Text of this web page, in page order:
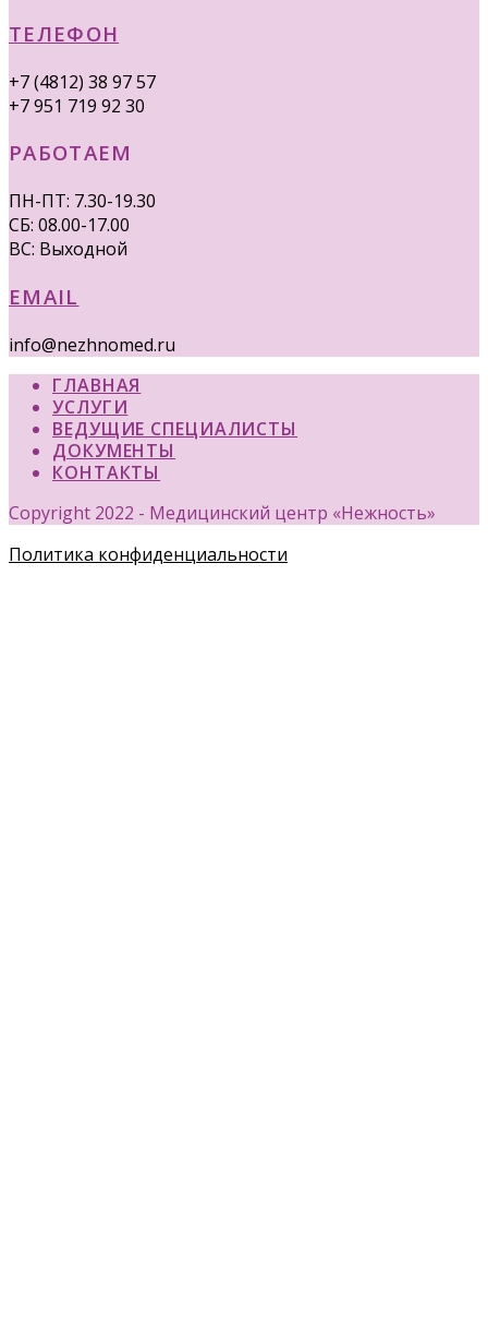
ТЕЛЕФОН
+7 (4812) 38 97 57
+7 951 719 92 30
РАБОТАЕМ
ПН-ПТ: 7.30-19.30
СБ: 08.00-17.00
ВС: Выходной
EMAIL
info@nezhnomed.ru
ГЛАВНАЯ
УСЛУГИ
ВЕДУЩИЕ СПЕЦИАЛИСТЫ
ДОКУМЕНТЫ
КОНТАКТЫ
Copyright 2022 - Медицинский центр «Нежность»
Политика конфиденциальности